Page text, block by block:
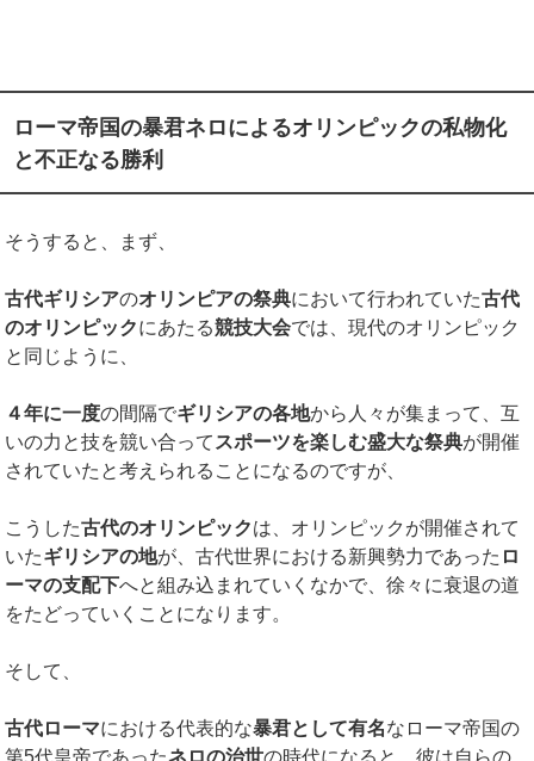
ローマ帝国の暴君ネロによるオリンピックの私物化
と不正なる勝利
そうすると、まず、
古代ギリシアのオリンピアの祭典において行われていた古代
のオリンピックにあたる競技大会では、現代のオリンピック
と同じように、
４年に一度の間隔でギリシアの各地から人々が集まって、互
いの力と技を競い合って スポーツを楽しむ盛大な祭典が開催
されていたと考えられることになるのですが、
こうした古代のオリンピックは、オリンピックが開催されて
いたギリシアの地が、古代世界における新興勢力であった ロ
ーマの支配下へと組み込まれていくなかで、徐々に衰退の道
をたどっていくことになります。
そして、
古代ローマにおける代表的な暴君として有名なローマ帝国の
第5代皇帝であったネロの治世の時代になると、彼は自らの